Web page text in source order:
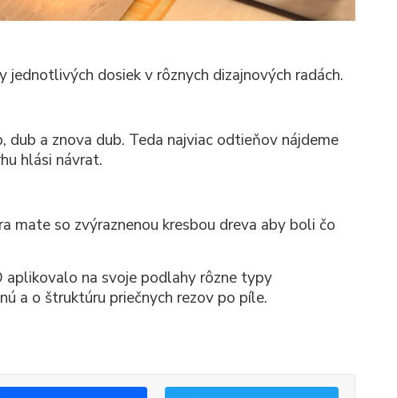
jednotlivých dosiek v rôznych dizajnových radách.
dub a znova dub. Teda najviac odtieňov nájdeme
hlási návrat.
mate so zvýraznenou kresbou dreva aby boli čo
aplikovalo na svoje podlahy rôzne typy
a o štruktúru priečnych rezov po píle.